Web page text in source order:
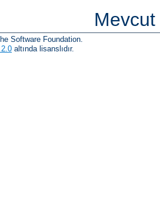
Software Foundation.
altında lisanslıdır.